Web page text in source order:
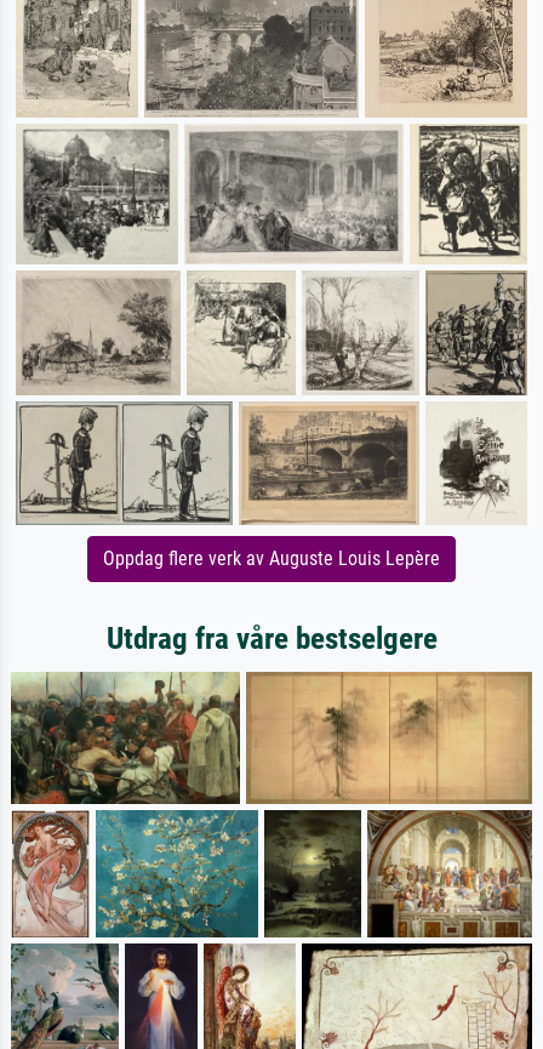
Oppdag flere verk av Auguste Louis Lepère
Utdrag fra våre bestselgere